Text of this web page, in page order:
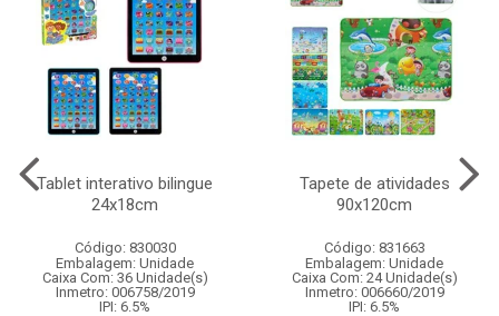
Tablet interativo bilingue
24x18cm
Código: 830030
Embalagem: Unidade
Caixa Com: 36 Unidade(s)
Inmetro: 006758/2019
IPI: 6.5%
Tapete de atividades
90x120cm
Código: 831663
Embalagem: Unidade
Caixa Com: 24 Unidade(s)
Inmetro: 006660/2019
IPI: 6.5%